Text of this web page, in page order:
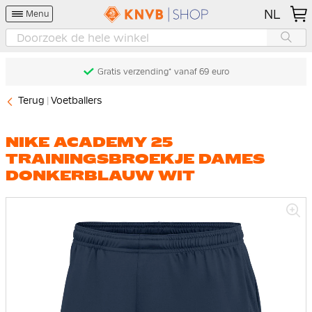
Menu NL
Gratis verzending* vanaf 69 euro
Terug Voetballers
NIKE ACADEMY 25
TRAININGSBROEKJE DAMES
DONKERBLAUW WIT